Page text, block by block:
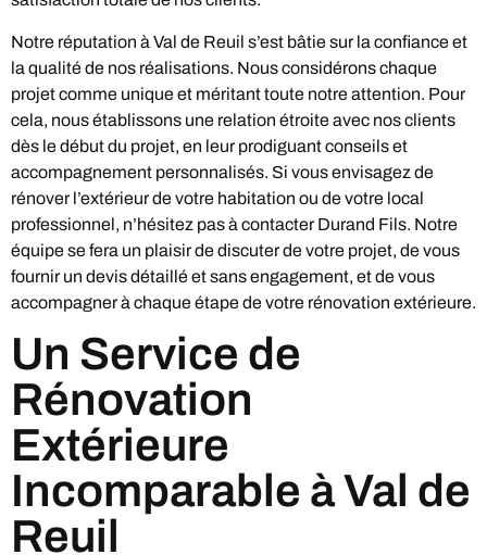
Notre réputation à Val de Reuil s’est bâtie sur la confiance et
la qualité de nos réalisations. Nous considérons chaque
projet comme unique et méritant toute notre attention. Pour
cela, nous établissons une relation étroite avec nos clients
dès le début du projet, en leur prodiguant conseils et
accompagnement personnalisés. Si vous envisagez de
rénover l’extérieur de votre habitation ou de votre local
professionnel, n’hésitez pas à contacter Durand Fils. Notre
équipe se fera un plaisir de discuter de votre projet, de vous
fournir un devis détaillé et sans engagement, et de vous
accompagner à chaque étape de votre rénovation extérieure.
Un Service de
Rénovation
Extérieure
Incomparable à Val de
Reuil